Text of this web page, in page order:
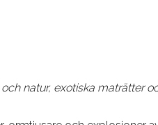
natur, exotiska maträtter